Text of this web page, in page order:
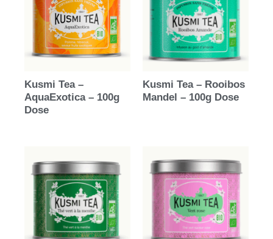
Kusmi Tea –
AquaExotica – 100g
Dose
Kusmi Tea – Rooibos
Mandel – 100g Dose